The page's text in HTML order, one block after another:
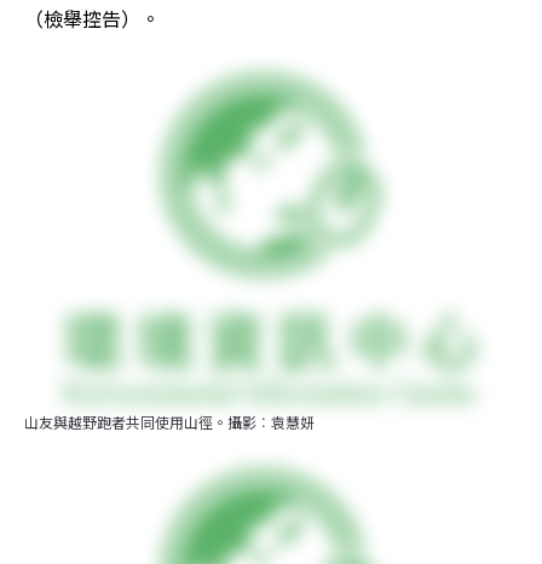
（檢舉控告）。
山友與越野跑者共同使用山徑。攝影︰袁慧妍